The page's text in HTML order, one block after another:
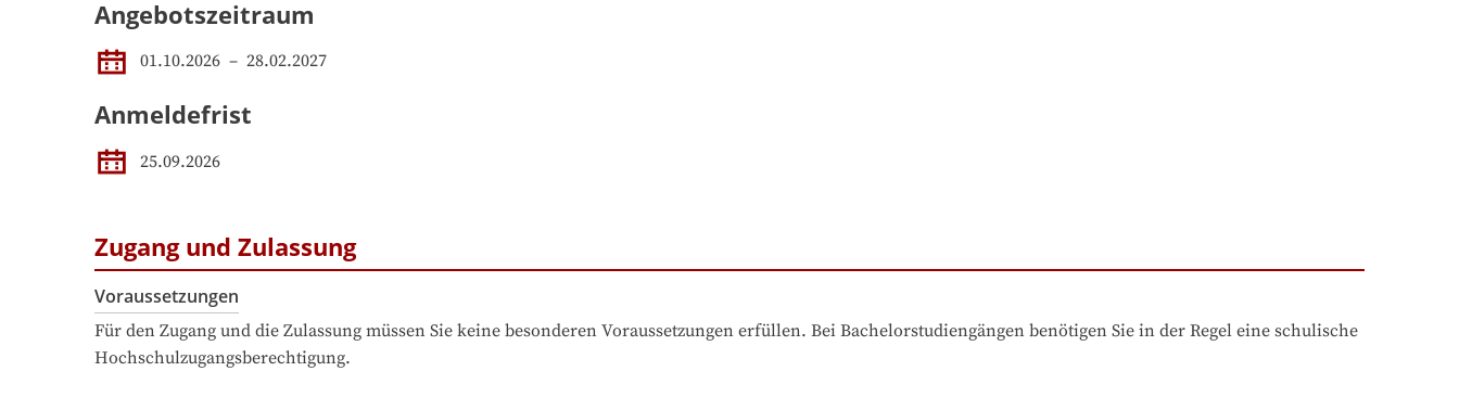
Angebotszeitraum
01.10.2026 – 28.02.2027
Anmeldefrist
25.09.2026
Zugang und Zulassung
Voraussetzungen
Für den Zugang und die Zulassung müssen Sie keine besonderen Voraussetzungen erfüllen. Bei Bachelorstudiengängen benötigen Sie in der Regel eine schulische
Hochschulzugangsberechtigung.